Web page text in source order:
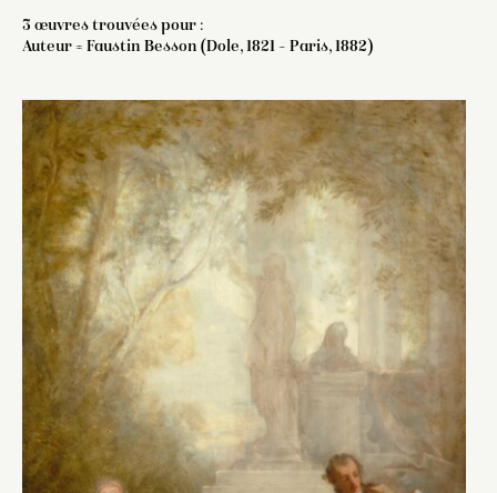
3 œuvres trouvées pour :
Auteur = Faustin Besson (Dole, 1821 – Paris, 1882)